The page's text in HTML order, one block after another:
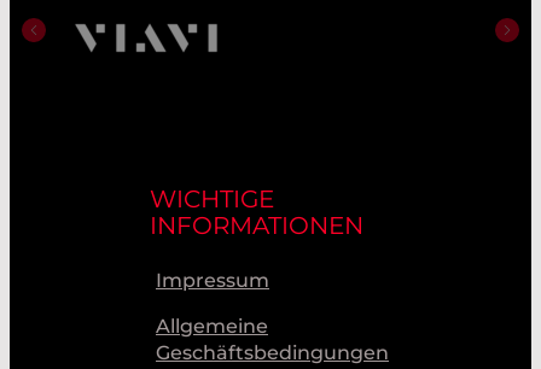
WICHTIGE
INFORMATIONEN
Impressum
Allgemeine
Geschäftsbedingungen